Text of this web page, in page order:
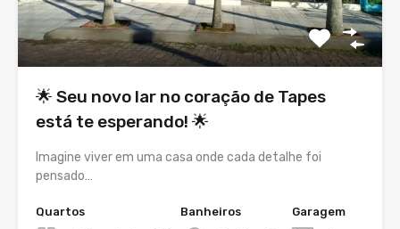
🌟 Seu novo lar no coração de Tapes
está te esperando! 🌟
Imagine viver em uma casa onde cada detalhe foi
pensado…
Quartos
Banheiros
Garagem